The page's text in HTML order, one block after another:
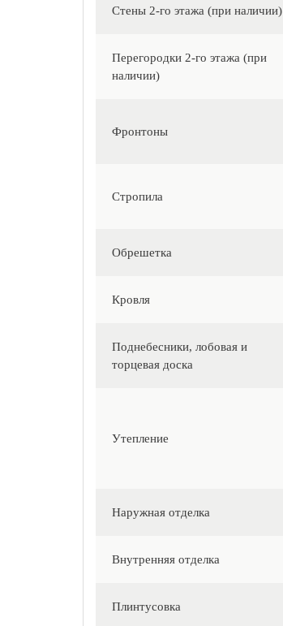
Стены 2-го этажа (при наличии)
Перегородки 2-го этажа (при
наличии)
Фронтоны
Стропила
Обрешетка
Кровля
Поднебесники, лобовая и
торцевая доска
Утепление
Наружная отделка
Внутренняя отделка
Плинтусовка